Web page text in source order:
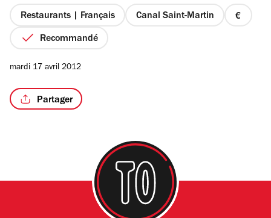
étoiles
Restaurants | Français Canal Saint-Martin
prix
Recommandé
mardi 17 avril 2012
Partager